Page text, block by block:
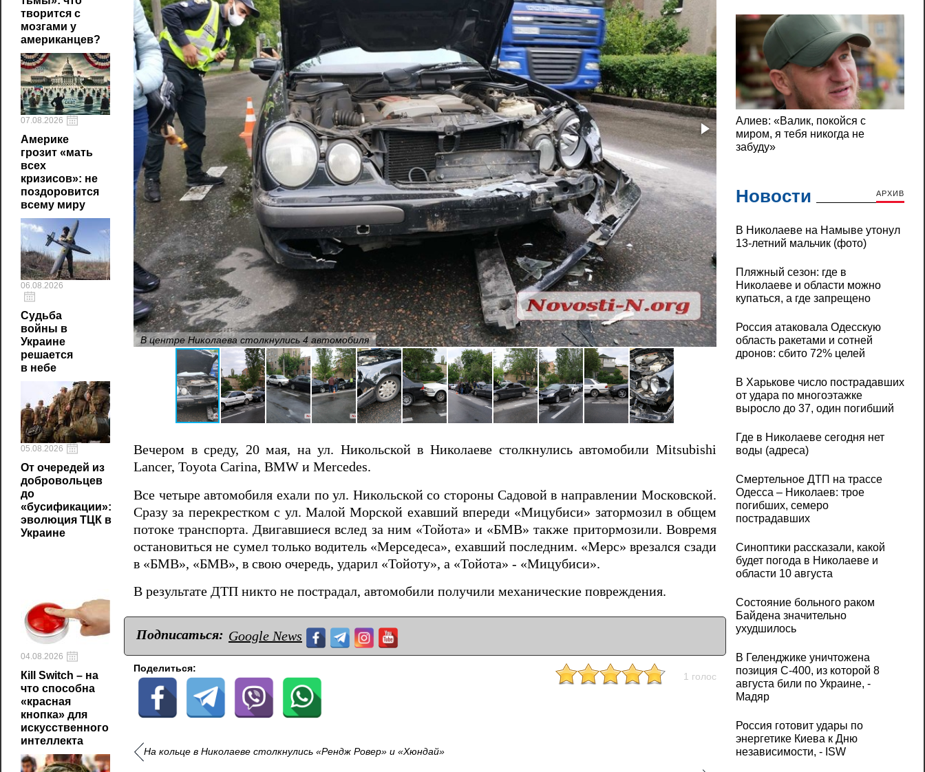
творится с
мозгами у
американцев?
07.08.2026
Америке
грозит «мать
всех
кризисов»: не
поздоровится
всему миру
06.08.2026
Судьба
войны в
Украине
решается
в небе
05.08.2026
От очередей из
добровольцев
до
«бусификации»:
эволюция ТЦК в
Украине
04.08.2026
Кill Switch – на
что способна
«красная
кнопка» для
искусственного
интеллекта
В центре Николаева столкнулись 4 автомобиля В центре Николаева столкнулись 4
Вечером в среду, 20 мая, на ул. Никольской в Николаеве столкнулись автомобили Mitsubishi
Lancer, Toyota Carina, BMW и Mercedes.
Все четыре автомобиля ехали по ул. Никольской со стороны Садовой в направлении Московской.
Сразу за перекрестком с ул. Малой Морской ехавший впереди «Мицубиси» затормозил в общем
потоке транспорта. Двигавшиеся вслед за ним «Тойота» и «БМВ» также притормозили. Вовремя
остановиться не сумел только водитель «Мерседеса», ехавший последним. «Мерс» врезался сзади
в «БМВ», «БМВ», в свою очередь, ударил «Тойоту», а «Тойота» - «Мицубиси».
В результате ДТП никто не пострадал, автомобили получили механические повреждения.
Подписаться: Google News
Поделиться:
1 голос
На кольце в Николаеве столкнулись «Рендж Ровер» и «Хюндай»
Новости АРХИВ
В Николаеве на Намыве утонул
13-летний мальчик (фото)
Пляжный сезон: где в
Николаеве и области можно
купаться, а где запрещено
Россия атаковала Одесскую
область ракетами и сотней
дронов: сбито 72% целей
В Харькове число пострадавших
от удара по многоэтажке
выросло до 37, один погибший
Где в Николаеве сегодня нет
воды (адреса)
Смертельное ДТП на трассе
Одесса – Николаев: трое
погибших, семеро
пострадавших
Синоптики рассказали, какой
будет погода в Николаеве и
области 10 августа
Состояние больного раком
Байдена значительно
ухудшилось
В Геленджике уничтожена
позиция С-400, из которой 8
августа били по Украине, -
Мадяр
Россия готовит удары по
энергетике Киева к Дню
независимости, - ISW